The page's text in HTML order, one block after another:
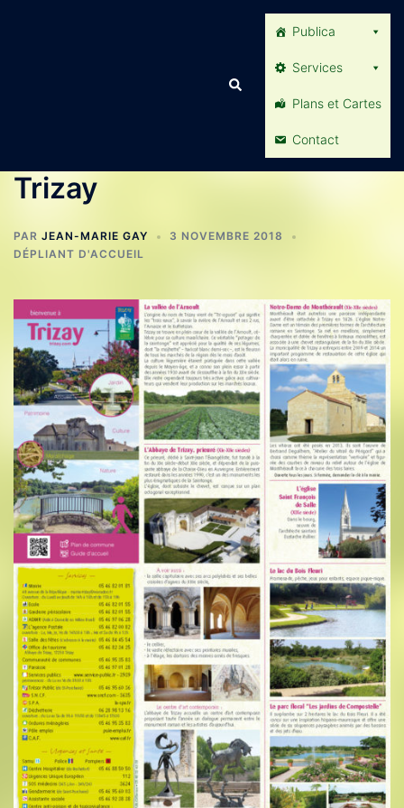
Rechercher
Publica
Services
Plans et Cartes
Contact
Trizay
PAR JEAN-MARIE GAY
3 NOVEMBRE 2018
DÉPLIANT D'ACCUEIL